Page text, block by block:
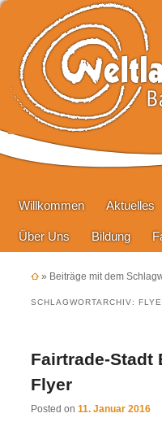
Hauptmenü
Zum primären Inhalt springen
Zum sekundären Inhalt springen
Willkommen Aktuelles
Über Uns Bildung
» Beiträge mit dem
SCHLAGWORTARCHIV:
Fairtrade-Stadt
Flyer
Posted on 11. Januar 2016